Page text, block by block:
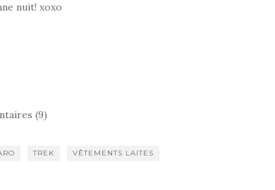
nuit! xoxo
(9)
TREK VÊTEMENTS LAITES